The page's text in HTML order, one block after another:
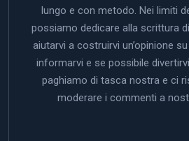
lungo e con metodo. Nei limiti
possiamo dedicare alla scrittura
aiutarvi a costruirvi un’opinione
informarvi e se possibile
paghiamo di tasca nostra e ci
moderare i commenti a